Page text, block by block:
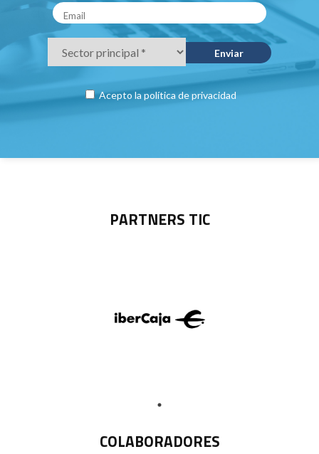
Acepto la política de privacidad
PARTNERS TIC
COLABORADORES